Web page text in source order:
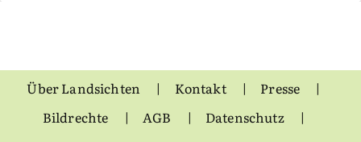
Über Landsichten Kontakt
Presse
Bildrechte
AGB
Datenschutz